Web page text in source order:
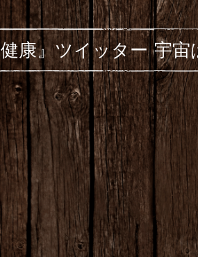
康』ツイッター 宇宙